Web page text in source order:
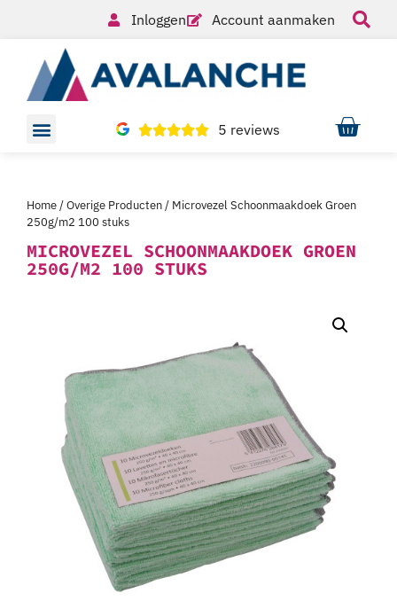
Inloggen Account aanmaken
5 reviews
Home/Overige Producten/ Microvezel Schoonmaakdoek Groen
250g/m2 100 stuks
MICROVEZEL SCHOONMAAKDOEK GROEN
250G/M2 100 STUKS